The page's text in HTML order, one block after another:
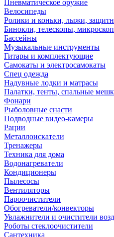
Пневматическое оружие
Велосипеды
Ролики и коньки, лыжи,
Бинокли, телескопы,
Бассейны
Музыкальные инструменты
Гитары и комплектующие
Самокаты и электросамокаты
Спец одежда
Надувные лодки и матрасы
Палатки, тенты, спальные
Фонари
Рыболовные снасти
Подводные видео-камеры
Рации
Металлоискатели
Тренажеры
Техника для дома
Водонагреватели
Кондиционеры
Пылесосы
Вентиляторы
Пароочистители
Обогреватели/конвекторы
Увлажнители и очистители
Роботы стеклоочистители
Сантехника